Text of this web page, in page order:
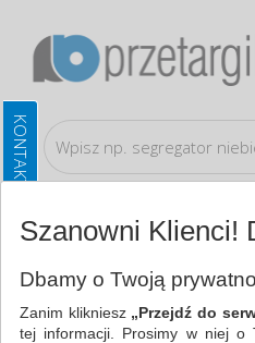
Artykuły higieniczne i
WSZYSTKIE KATEGORIE
Szanowni Klienci!
Dbamy o Twoją
Zanim klikniesz „Przejdź do
tej informacji. Prosimy w niej o